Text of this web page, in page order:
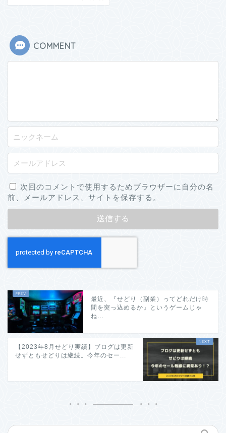
COMMENT
次回のコメントで使用するためブラウザーに自分の名
前、メールアドレス、サイトを保存する。
最近、『せどり（副業）ってどれだけ時
間を突っ込めるか』というゲームじゃ
ね...
【2023年8月せどり実績】ブログは更新
せずともせどりは継続。今年のセー...